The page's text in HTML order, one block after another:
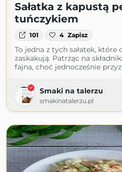
Sałatka z kapustą
tuńczykiem
101 4 Zapisz
To jedna z tych sałatek, które
zaskakują. Patrząc na
fajna, choć jednocześnie
Smaki na talerzu
smakinatalerzu.pl